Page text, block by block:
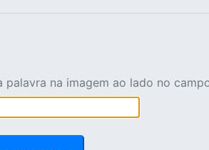
palavra na imagem ao lado no